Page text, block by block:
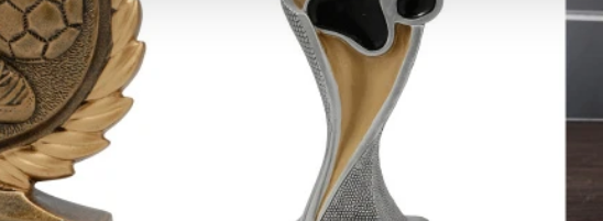
Toevoegen
aan
verlanglijst
Toevoegen